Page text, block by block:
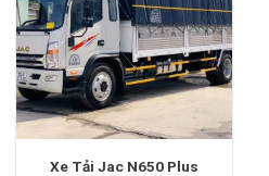
Xe Tải Jac N650 Plus